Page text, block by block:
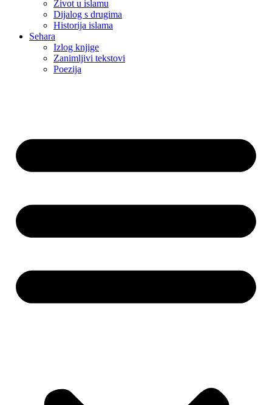
Život u islamu
Dijalog s drugima
Historija islama
Sehara
Izlog knjige
Zanimljivi tekstovi
Poezija